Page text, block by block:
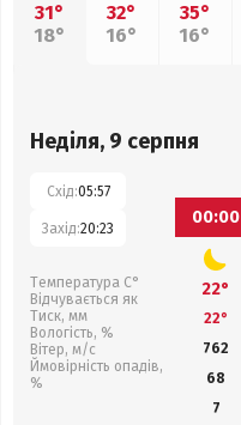
31°
18°
32°
16°
35°
16°
Неділя, 9 серпня
Схід:05:57
Захід:20:23
Температура С°
Відчувається як
Тиск, мм
Вологість, %
Вітер, м/с
Ймовірність опадів,
%
00:00
22°
22°
762
68
7